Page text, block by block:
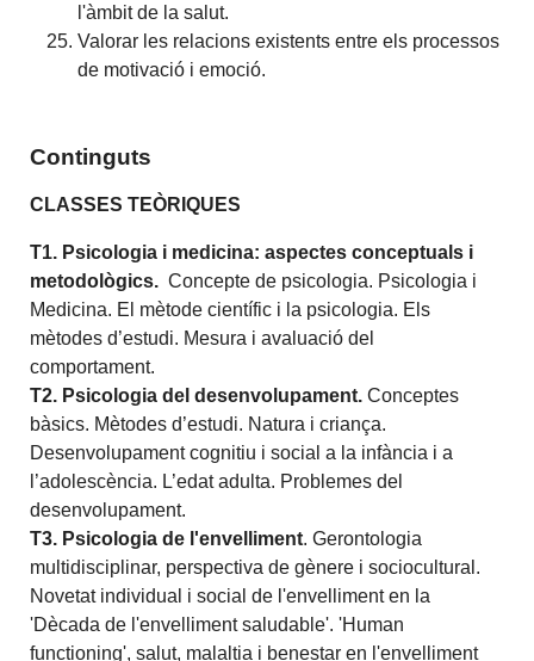
l'àmbit de la salut.
Valorar les relacions existents entre els processos
de motivació i emoció.
Continguts
CLASSES TEÒRIQUES
T1. Psicologia i medicina: aspectes conceptuals i
metodològics. Concepte de psicologia. Psicologia i
Medicina. El mètode científic i la psicologia. Els
mètodes d’estudi. Mesura i avaluació del
comportament.
T2. Psicologia del desenvolupament. Conceptes
bàsics. Mètodes d’estudi. Natura i criança.
Desenvolupament cognitiu i social a la infància i a
l’adolescència. L’edat adulta. Problemes del
desenvolupament.
T3. Psicologia de l'envelliment. Gerontologia
multidisciplinar, perspectiva de gènere i sociocultural.
Novetat individual i social de l'envelliment en la
'Dècada de l'envelliment saludable'. 'Human
functioning', salut, malaltia i benestar en l'envelliment